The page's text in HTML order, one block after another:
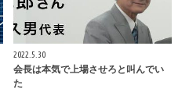
2022.5.30
会長は本気で上場させろと叫んでい
た